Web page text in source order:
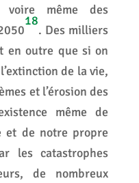
voire même des
18
. Des milliers
en outre que si on
de la vie,
et l’érosion des
même de
et de notre propre
les catastrophes
de nombreux